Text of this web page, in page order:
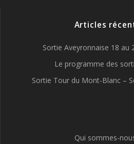
Articles
Sortie Aveyronnaise 18 au
Le programme des
Sortie Tour du Mont-Blanc –
Qui sommes-